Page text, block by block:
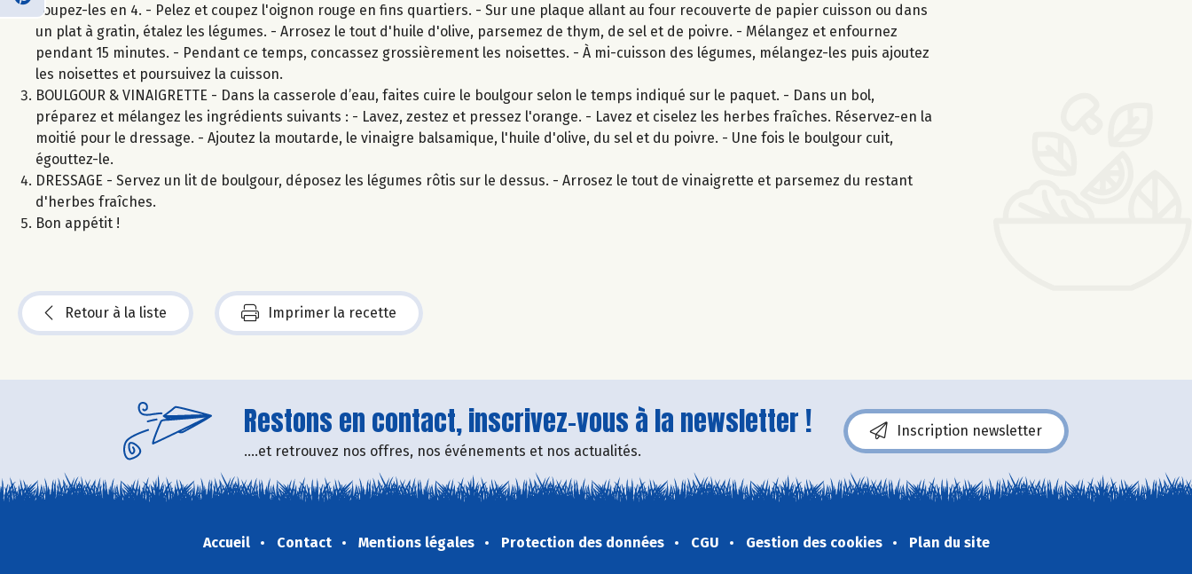
coupez-les en 4. - Pelez et coupez l'oignon rouge en fins quartiers. - Sur une plaque allant au four recouverte de papier cuisson ou dans
un plat à gratin, étalez les légumes. - Arrosez le tout d'huile d'olive, parsemez de thym, de sel et de poivre. - Mélangez et enfournez
pendant 15 minutes. - Pendant ce temps, concassez grossièrement les noisettes. - À mi-cuisson des légumes, mélangez-les puis ajoutez
les noisettes et poursuivez la cuisson.
BOULGOUR & VINAIGRETTE - Dans la casserole d’eau, faites cuire le boulgour selon le temps indiqué sur le paquet. - Dans un bol,
préparez et mélangez les ingrédients suivants : - Lavez, zestez et pressez l'orange. - Lavez et ciselez les herbes fraîches. Réservez-en la
moitié pour le dressage. - Ajoutez la moutarde, le vinaigre balsamique, l'huile d'olive, du sel et du poivre. - Une fois le boulgour cuit,
égouttez-le.
DRESSAGE - Servez un lit de boulgour, déposez les légumes rôtis sur le dessus. - Arrosez le tout de vinaigrette et parsemez du restant
d'herbes fraîches.
Bon appétit !
Retour à la liste Imprimer la recette
Restons en contact, inscrivez-vous à la newsletter !
....et retrouvez nos offres, nos événements et nos actualités.
Inscription newsletter
Accueil Contact Mentions légales Protection des données CGU Gestion des cookies Plan du site